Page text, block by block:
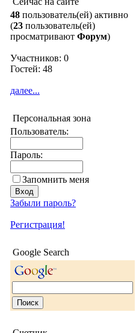
48 пользователь(ей) активно
(23 пользователь(ей)
просматривают Форум)
Участников: 0
Гостей: 48
далее...
Персональная зона
Пользователь:
Пароль:
Запомнить меня
Забыли пароль?
Регистрация!
Google Search